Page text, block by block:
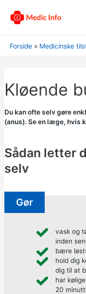
Forside Medicinske
Kløende
Du kan ofte selv gøre
(anus). Se en læge, hvis
Sådan letter
selv
Gør
vask og
inden
bære
hold dig
dig til at
har
20